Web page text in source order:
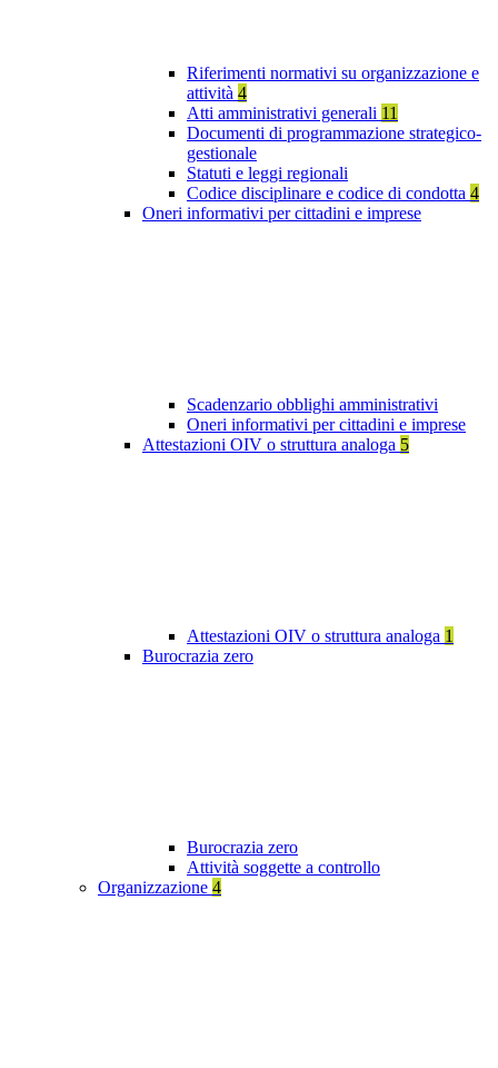
Riferimenti normativi su organizzazione e
attività 4
Atti amministrativi generali 11
Documenti di programmazione strategico-
gestionale
Statuti e leggi regionali
Codice disciplinare e codice di condotta 4
Oneri informativi per cittadini e imprese
Scadenzario obblighi amministrativi
Oneri informativi per cittadini e imprese
Attestazioni OIV o struttura analoga 5
Attestazioni OIV o struttura analoga 1
Burocrazia zero
Burocrazia zero
Attività soggette a controllo
Organizzazione 4